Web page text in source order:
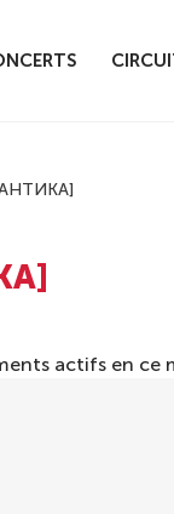
actifs en